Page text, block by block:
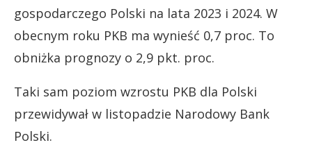
gospodarczego Polski na lata 2023 i 2024. W
obecnym roku PKB ma wynieść 0,7 proc. To
obniżka prognozy o 2,9 pkt. proc.
Taki sam poziom wzrostu PKB dla Polski
przewidywał w listopadzie Narodowy Bank
Polski.